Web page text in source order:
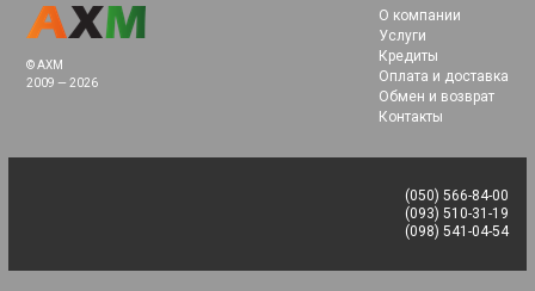
© AXM
2009 — 2026
О компании
Услуги
Кредиты
Оплата и доставка
Обмен и возврат
Контакты
(050) 566-84-00
(093) 510-31-19
(098) 541-04-54